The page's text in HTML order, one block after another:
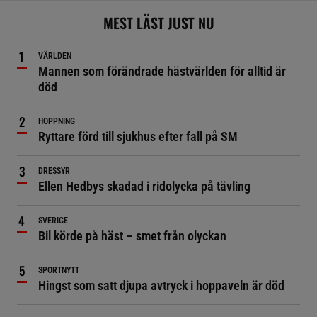
MEST LÄST JUST NU
VÄRLDEN
Mannen som förändrade hästvärlden för alltid är
död
HOPPNING
Ryttare förd till sjukhus efter fall på SM
DRESSYR
Ellen Hedbys skadad i ridolycka på tävling
SVERIGE
Bil körde på häst – smet från olyckan
SPORTNYTT
Hingst som satt djupa avtryck i hoppaveln är död